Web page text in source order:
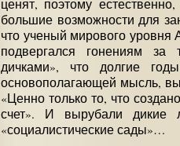
ценят, поэтому
большие возможности для
что ученый мирового уровня
подвергался гонениям за
дичками», что долгие
основополагающей мысль,
«Ценно только то, что
счет». И вырубали
«социалистические сады»…